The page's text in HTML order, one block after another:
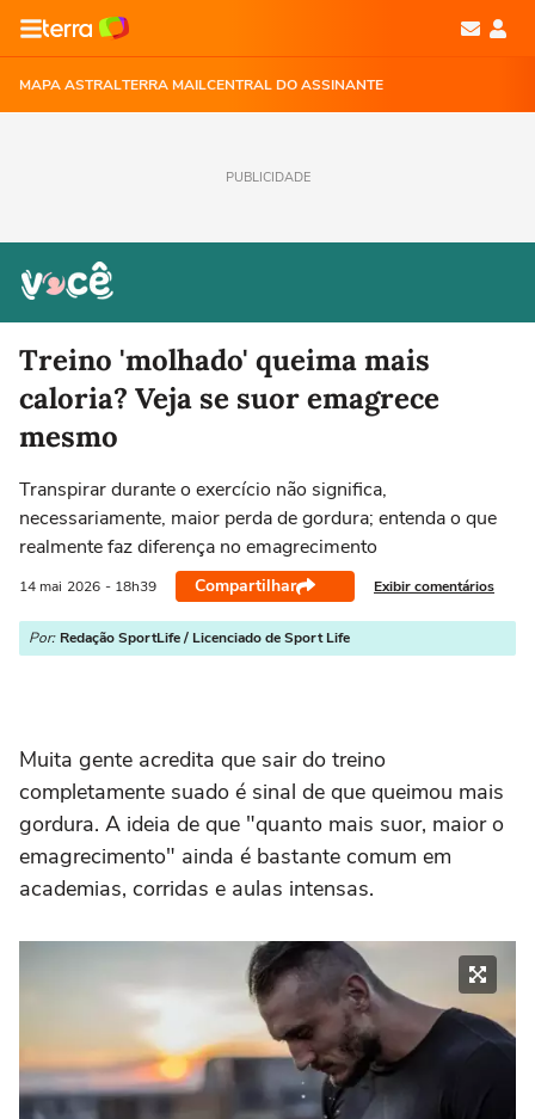
MAPA ASTRALTERRA MAILCENTRAL DO ASSINANTE
PUBLICIDADE
Treino 'molhado' queima mais
caloria? Veja se suor emagrece
mesmo
Transpirar durante o exercício não significa,
necessariamente, maior perda de gordura; entenda o que
realmente faz diferença no emagrecimento
14 mai 2026 - 18h39 Compartilhar Exibir comentários
Por: Redação SportLife / Licenciado de Sport Life
Muita gente acredita que sair do treino
completamente suado é sinal de que queimou mais
gordura. A ideia de que "quanto mais suor, maior o
emagrecimento" ainda é bastante comum em
academias, corridas e aulas intensas.